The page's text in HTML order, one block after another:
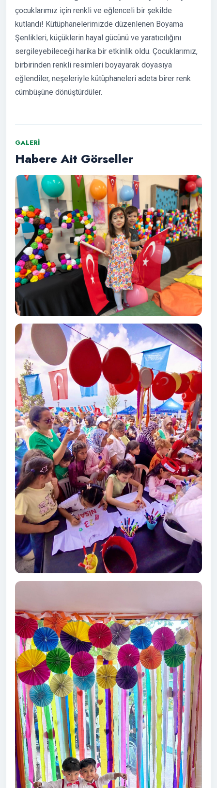
çocuklarımız için renkli ve eğlenceli bir şekilde
kutlandı! Kütüphanelerimizde düzenlenen Boyama
Şenlikleri, küçüklerin hayal gücünü ve yaratıcılığını
sergileyebileceği harika bir etkinlik oldu. Çocuklarımız,
birbirinden renkli resimleri boyayarak doyasıya
eğlendiler, neşeleriyle kütüphaneleri adeta birer renk
cümbüşüne dönüştürdüler.
GALERI
Habere Ait Görseller